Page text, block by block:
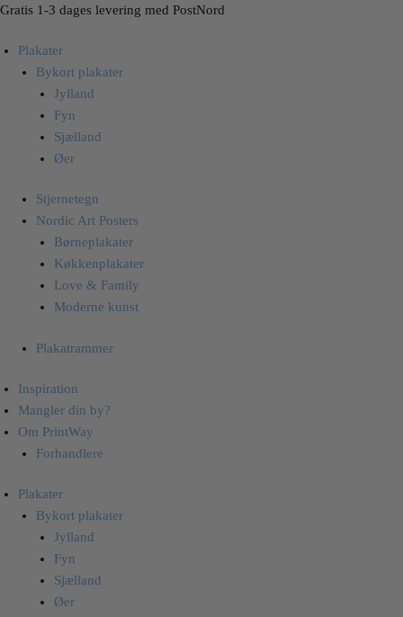
Skip
navigation
Skip
content
Gratis 1-3 dages levering med PostNord
Plakater
Bykort plakater
Jylland
Fyn
Sjælland
Øer
Stjernetegn
Nordic Art Posters
Børneplakater
Køkkenplakater
Love & Family
Moderne kunst
Plakatrammer
Inspiration
Mangler din by?
Om PrintWay
Forhandlere
Plakater
Bykort plakater
Jylland
Fyn
Sjælland
Øer